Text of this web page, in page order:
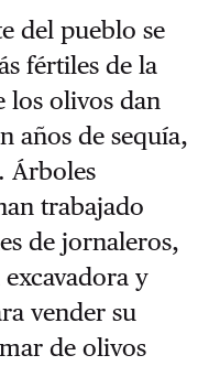
del pueblo se
fértiles de la
los olivos dan
años de sequía,
Árboles
trabajado
de jornaleros,
y
vender su
de olivos